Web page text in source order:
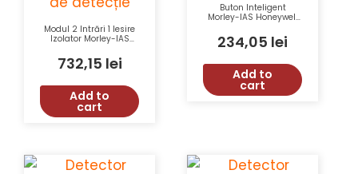
Modul 2 Intrări 1 Iesire
Izolator Morley-IAS
cu Comunicație
Analogică și LED
732,15 lei
Add to
cart
Buton Inteligent
Morley-IAS Honeywell
cu Ecran de Protectie
Flexibil, LED Indicator,
sau Aparent, Izolator
Inclus
234,05 lei
Add to
cart